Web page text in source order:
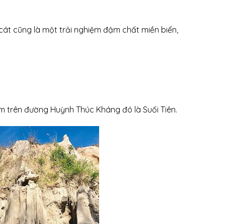
cũng là một trải nghiệm đậm chất miền biển,
đường Huỳnh Thúc Kháng đó là Suối Tiên.